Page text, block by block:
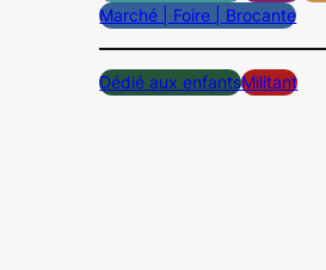
Marché | Foire | Brocante
Dédié aux enfantsMilitant